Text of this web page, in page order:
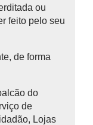
ou
feito pelo seu
de forma
do
de
Lojas